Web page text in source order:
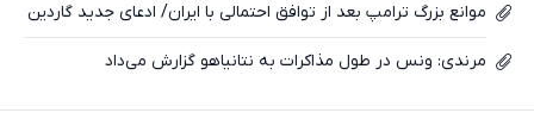
موانع بزرگ ترامپ بعد از توافق احتمالی با ایران/ ادعای جدید گاردین
مرندی: ونس در طول مذاکرات به نتانیاهو گزارش می‌داد